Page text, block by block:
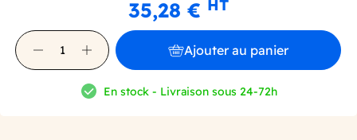
35,28 € HT
Ajouter au panier
En stock - Livraison sous 24-72h